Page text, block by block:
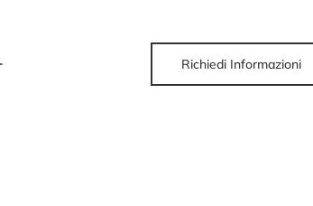
Richiedi Informazioni